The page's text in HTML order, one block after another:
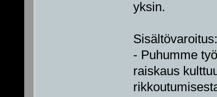
yksin.
Sisältövaroitus:
- Puhumme
raiskaus